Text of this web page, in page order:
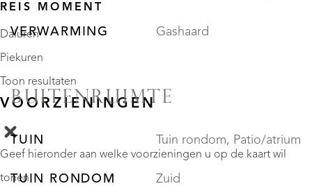
VERWARMING Gashaard
BUITENRUIMTE
TUIN Tuin rondom, Patio/atrium
TUIN RONDOM Zuid
REIS MOMENT
Daluren
Piekuren
Toon resultaten
VOORZIENINGEN
Geef hieronder aan welke voorzieningen u op de kaart wil
tonen.